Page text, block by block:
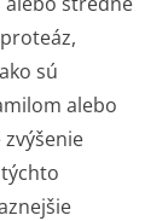
sú
alebo